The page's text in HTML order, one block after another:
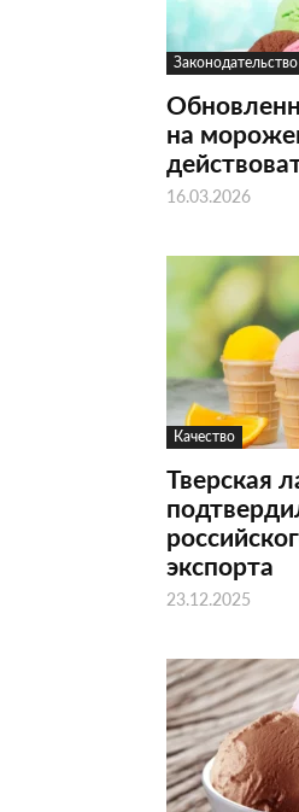
Законодательство
на
16.03.2026
Качество
Тверская
экспорта
23.12.2025